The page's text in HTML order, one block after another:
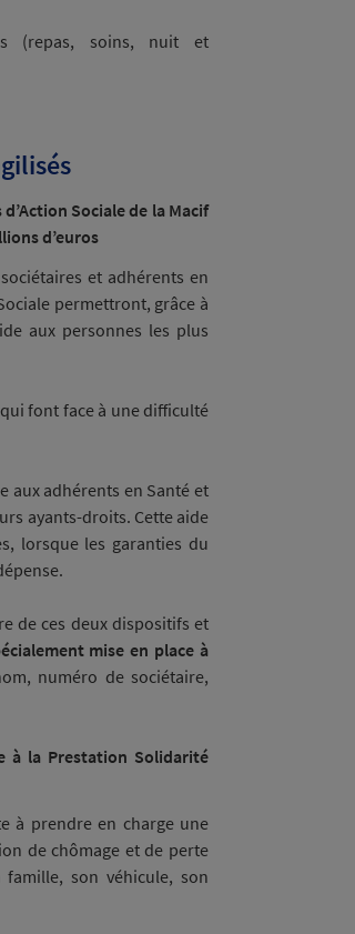
(repas, soins, nuit et
Sociale de la Macif
d’euros
et adhérents en
permettront, grâce à
aux personnes les plus
font face à une difficulté
aux adhérents en Santé et
ayants-droits. Cette aide
lorsque les garanties du
de ces deux dispositifs et
mise en place à
numéro de sociétaire,
à la Prestation Solidarité
à prendre en charge une
de chômage et de perte
son véhicule, son